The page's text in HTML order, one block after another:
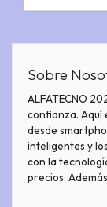
Sobre
ALFATECNO
confianza. Aquí
desde
inteligentes y
con la
precios.